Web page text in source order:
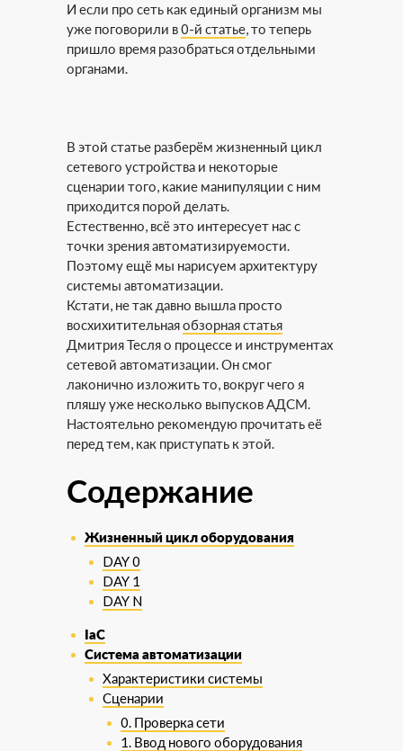
И если про сеть как единый организм мы
уже поговорили в0-й статье, то теперь
пришло время разобраться отдельными
органами.
В этой статье разберём жизненный цикл
сетевого устройства и некоторые
сценарии того, какие манипуляции с ним
приходится порой делать.
Естественно, всё это интересует нас с
точки зрения автоматизируемости.
Поэтому ещё мы нарисуем архитектуру
системы автоматизации.
Кстати, не так давно вышла просто
восхихитительнаяобзорная статья
Дмитрия Тесля о процессе и инструментах
сетевой автоматизации. Он смог
лаконично изложить то, вокруг чего я
пляшу уже несколько выпусков АДСМ.
Настоятельно рекомендую прочитать её
перед тем, как приступать к этой.
Содержание
Жизненный цикл оборудования
DAY 0
DAY 1
DAY N
IaC
Система автоматизации
Характеристики системы
Сценарии
0. Проверка сети
1. Ввод нового оборудования